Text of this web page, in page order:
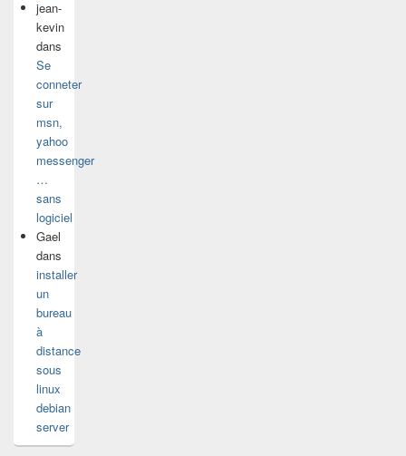
jean-
kevin
dans
Se
conneter
sur
msn,
yahoo
messenger
…
sans
logiciel
Gael
dans
installer
un
bureau
à
distance
sous
linux
debian
server